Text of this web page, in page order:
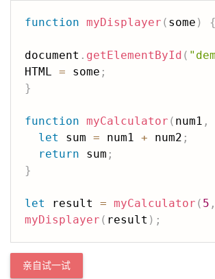
function myDisplayer ( some ) {
document . getElementById (
HTML = some ;
}
function myCalculator ( num1 ,
let
sum = num1 + num2 ;
return sum ;
}
let result = myCalculator ( 5 ,
myDisplayer ( result ) ;
亲自试一试